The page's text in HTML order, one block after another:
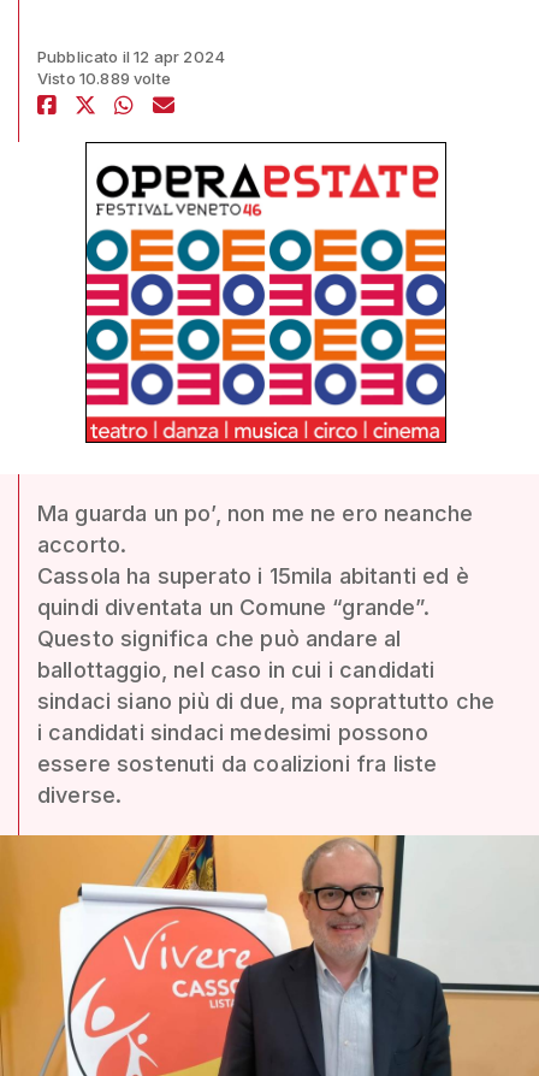
Pubblicato il 12 apr 2024
Visto 10.889 volte
Ma guarda un po’, non me ne ero neanche
accorto.
Cassola ha superato i 15mila abitanti ed è
quindi diventata un Comune “grande”.
Questo significa che può andare al
ballottaggio, nel caso in cui i candidati
sindaci siano più di due, ma soprattutto che
i candidati sindaci medesimi possono
essere sostenuti da coalizioni fra liste
diverse.